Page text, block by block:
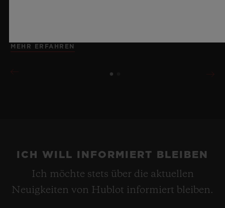
MEHR ERFAHREN
ICH WILL INFORMIERT BLEIBEN
Ich möchte stets über die aktuellen
Neuigkeiten von Hublot informiert bleiben.